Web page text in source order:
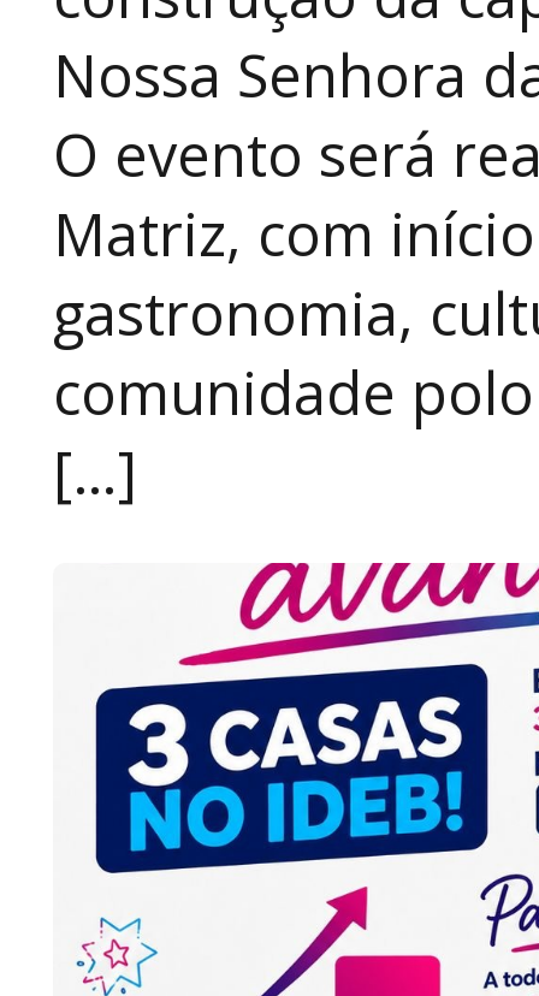
Nossa Senhora
O evento será
Matriz, com
gastronomia,
comunidade
[…]